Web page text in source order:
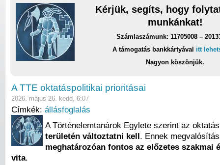
Kérjük, segíts, hogy
munkánkat!
Számlaszámunk: 11705008 –
A támogatás bankkártyával itt
Nagyon köszönjük.
A TTE oktatáspolitikai prioritásai
2026. május 26. kedd, 6:07
Címkék: állásfoglalás
A Történelemtanárok Egylete szerint az
területén változtatni kell. Ennek
meghatározóan fontos az előzetes szakmai
vita.